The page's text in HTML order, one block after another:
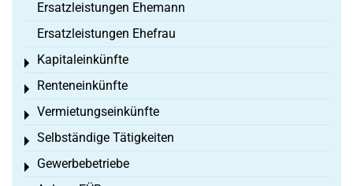
Ersatzleistungen Ehemann
Ersatzleistungen Ehefrau
Kapitaleinkünfte
Toggle menu
Renteneinkünfte
Toggle menu
Vermietungseinkünfte
Toggle menu
Selbständige Tätigkeiten
Toggle menu
Gewerbebetriebe
Toggle menu